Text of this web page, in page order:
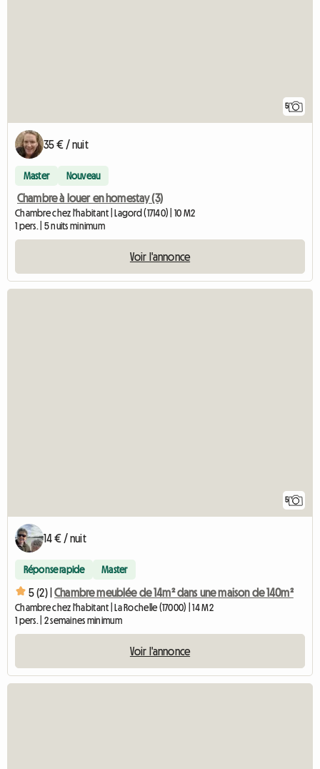
5
35 € / nuit
Master Nouveau
Chambre à louer en homestay (3)
Chambre chez l'habitant | Lagord (17140) | 10 M2
1 pers. | 5 nuits minimum
Voir l'annonce
5
14 € / nuit
Réponse rapide Master
5 (2) | Chambre meublée de 14m² dans une maison de 140m²
Chambre chez l'habitant | La Rochelle (17000) | 14 M2
1 pers. | 2 semaines minimum
Voir l'annonce